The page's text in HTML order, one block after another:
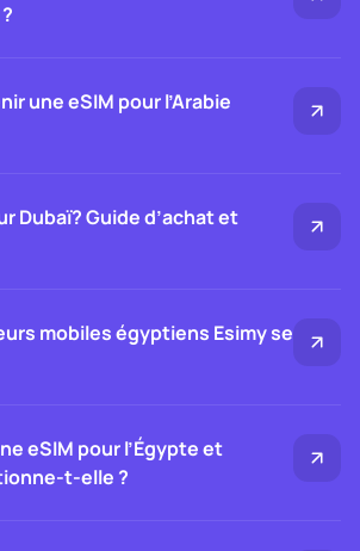
une eSIM pour l’Arabie
Dubaï? Guide d’achat et
mobiles égyptiens Esimy se
eSIM pour l’Égypte et
t-elle ?